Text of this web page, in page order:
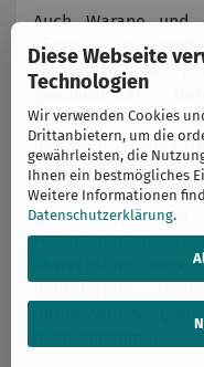
Diese Webseite
Technologien
Wir verwenden Cookies
Drittanbietern, um die
gewährleisten, die
Ihnen ein bestmögliches
Weitere Informationen
Datenschutzerklärung.
Auch Warane und
können je nach
Futterbedarf mit
geschwächten
belastenden
besonders
angepasst werden.
Ein gelegentlicher
Futtertierarten
Abwechslung
Beuteformen
interessant sein,